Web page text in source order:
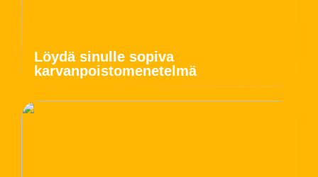
Löydä sinulle sopiva
karvanpoistomenetelmä